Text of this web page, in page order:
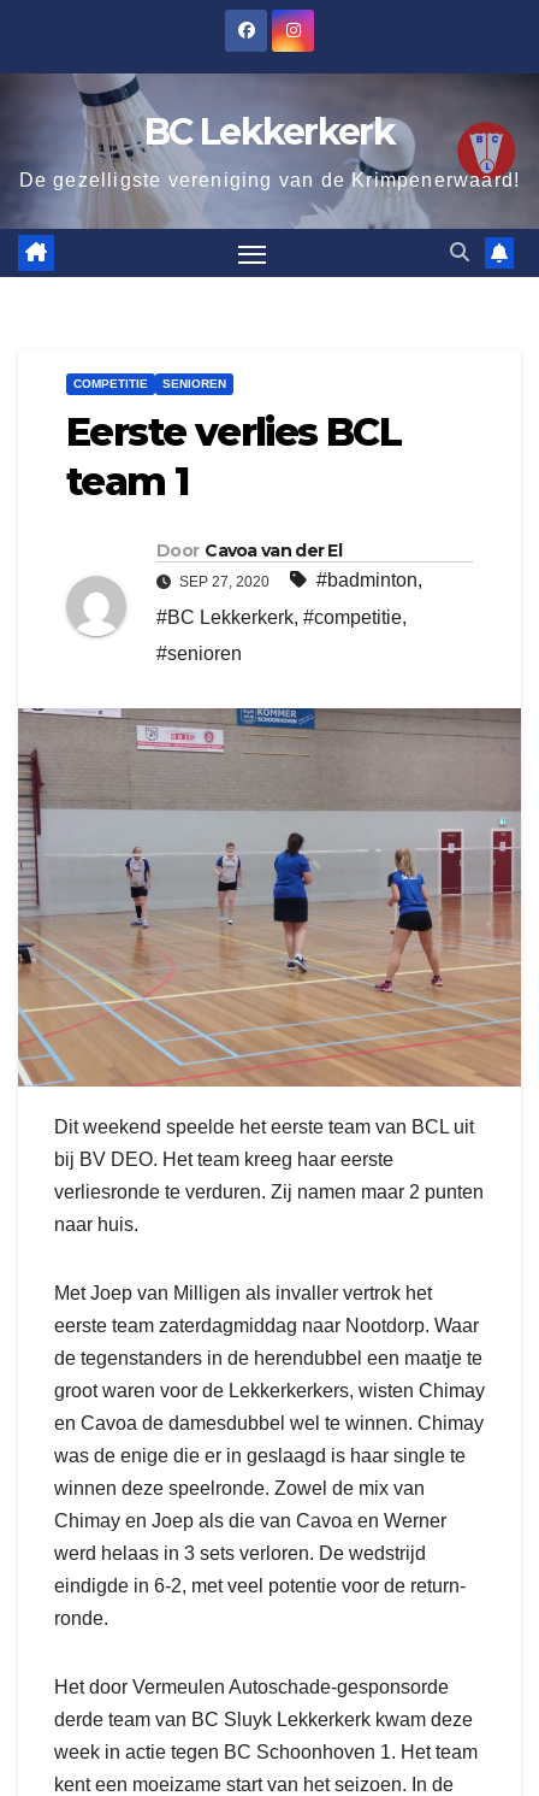
BC Lekkerkerk
De gezelligste vereniging van de Krimpenerwaard!
COMPETITIE SENIOREN
Eerste verlies BCL
team 1
Door Cavoa van der El
SEP 27, 2020 #badminton,
#BC Lekkerkerk, #competitie,
#senioren
Dit weekend speelde het eerste team van BCL uit
bij BV DEO. Het team kreeg haar eerste
verliesronde te verduren. Zij namen maar 2 punten
naar huis.
Met Joep van Milligen als invaller vertrok het
eerste team zaterdagmiddag naar Nootdorp. Waar
de tegenstanders in de herendubbel een maatje te
groot waren voor de Lekkerkerkers, wisten Chimay
en Cavoa de damesdubbel wel te winnen. Chimay
was de enige die er in geslaagd is haar single te
winnen deze speelronde. Zowel de mix van
Chimay en Joep als die van Cavoa en Werner
werd helaas in 3 sets verloren. De wedstrijd
eindigde in 6-2, met veel potentie voor de return-
ronde.
Het door Vermeulen Autoschade-gesponsorde
derde team van BC Sluyk Lekkerkerk kwam deze
week in actie tegen BC Schoonhoven 1. Het team
kent een moeizame start van het seizoen. In de